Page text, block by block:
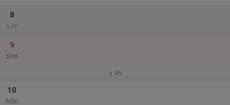
8
Lör
9
Sön
v.46
10
Mån